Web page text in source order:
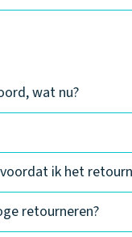
wat nu?
ik het
retourneren?